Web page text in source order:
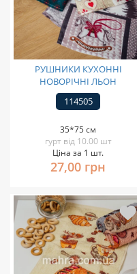
РУШНИКИ КУХОННІ
НОВОРІЧНІ ЛЬОН
114505
35*75 см
гурт від 10.00 шт
Ціна за 1 шт.
27,00 грн